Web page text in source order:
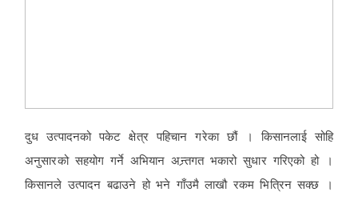
दुध उत्पादनको पकेट क्षेत्र पहिचान गरेका छौं । किसानलाई सोहि
अनुसारको सहयोग गर्ने अभियान अन्र्तगत भकारो सुधार गरिएको हो ।
किसानले उत्पादन बढाउने हो भने गाँउमै लाखौ रकम भित्रिन सक्छ ।